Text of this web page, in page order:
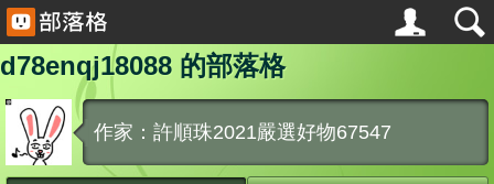
d78enqj18088 的部落格
作家：許順珠2021嚴選好物67547